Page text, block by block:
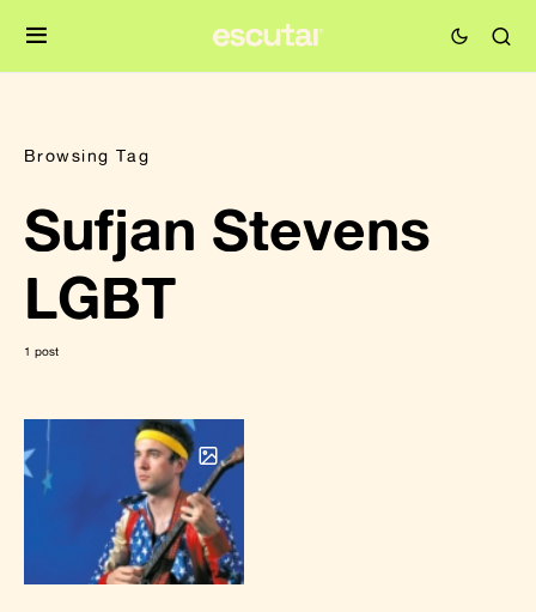
Browsing Tag
Sufjan Stevens
LGBT
1 post